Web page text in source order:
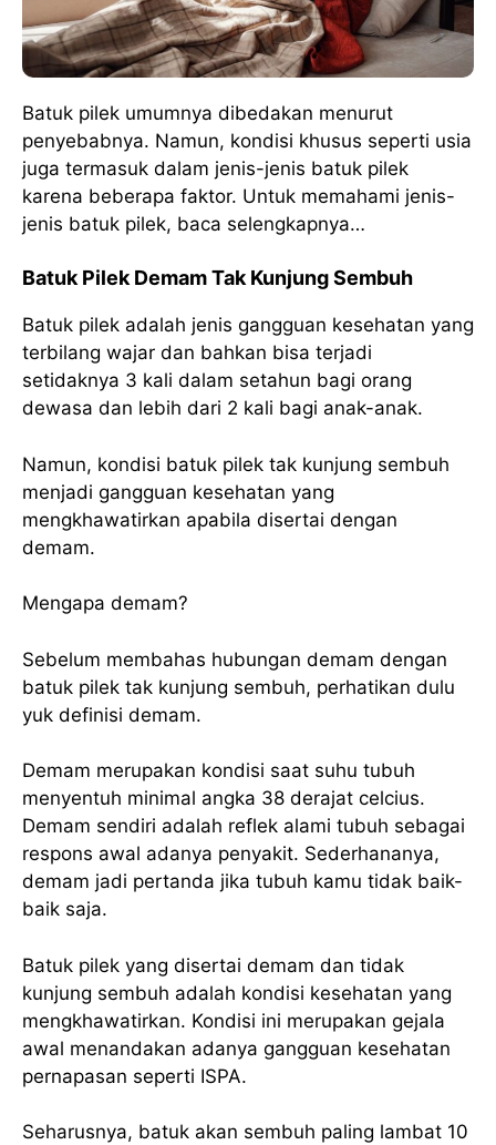
Batuk pilek umumnya dibedakan menurut
penyebabnya. Namun, kondisi khusus seperti usia
juga termasuk dalam jenis-jenis batuk pilek
karena beberapa faktor. Untuk memahami jenis-
jenis batuk pilek, baca selengkapnya…
Batuk Pilek Demam Tak Kunjung Sembuh
Batuk pilek adalah jenis gangguan kesehatan yang
terbilang wajar dan bahkan bisa terjadi
setidaknya 3 kali dalam setahun bagi orang
dewasa dan lebih dari 2 kali bagi anak-anak.
Namun, kondisi batuk pilek tak kunjung sembuh
menjadi gangguan kesehatan yang
mengkhawatirkan apabila disertai dengan
demam.
Mengapa demam?
Sebelum membahas hubungan demam dengan
batuk pilek tak kunjung sembuh, perhatikan dulu
yuk definisi demam.
Demam merupakan kondisi saat suhu tubuh
menyentuh minimal angka 38 derajat celcius.
Demam sendiri adalah reflek alami tubuh sebagai
respons awal adanya penyakit. Sederhananya,
demam jadi pertanda jika tubuh kamu tidak baik-
baik saja.
Batuk pilek yang disertai demam dan tidak
kunjung sembuh adalah kondisi kesehatan yang
mengkhawatirkan. Kondisi ini merupakan gejala
awal menandakan adanya gangguan kesehatan
pernapasan seperti ISPA.
Seharusnya, batuk akan sembuh paling lambat 10